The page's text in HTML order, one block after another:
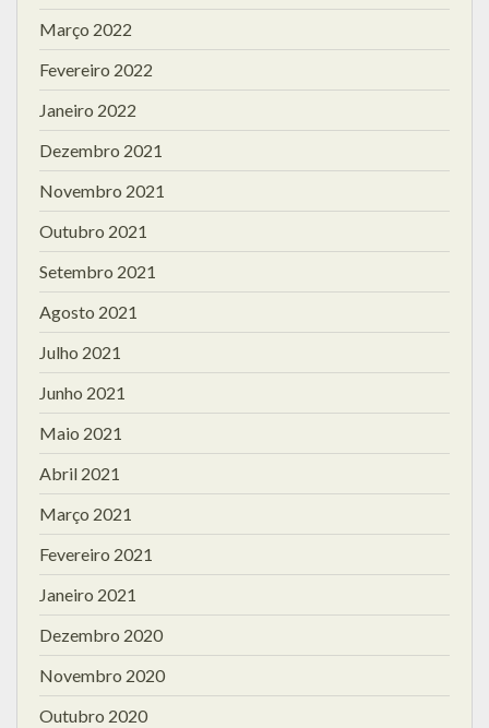
Março 2022
Fevereiro 2022
Janeiro 2022
Dezembro 2021
Novembro 2021
Outubro 2021
Setembro 2021
Agosto 2021
Julho 2021
Junho 2021
Maio 2021
Abril 2021
Março 2021
Fevereiro 2021
Janeiro 2021
Dezembro 2020
Novembro 2020
Outubro 2020